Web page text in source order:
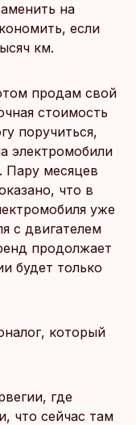
на
если
км.
продам свой
стоимость
поручиться,
электромобили
Пару месяцев
что в
уже
с двигателем
продолжает
будет только
который
где
что сейчас там